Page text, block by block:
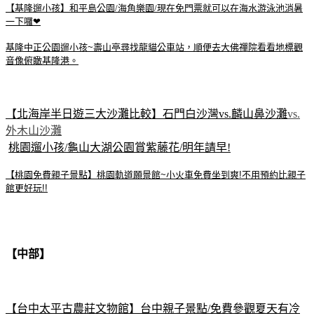
【基隆遛小孩】和平島公園/海角樂園/現在免門票就可以在海水游泳池消暑
一下囉❤
基隆中正公園遛小孩~壽山亭尋找龍貓公車站，順便去大佛禪院看看地標觀
音像俯瞰基隆港。
【北海岸半日遊三大沙灘比較】石門白沙灣vs.麟山鼻沙灘vs.
外木山沙灘
桃園遛小孩/龜山大湖公園賞紫藤花/明年請早!
【桃園免費親子景點】桃園軌道願景館~小火車免費坐到爽!不用預約比親子
館更好玩!!
【中部】
【台中太平古農莊文物館】台中親子景點/免費參觀夏天有冷